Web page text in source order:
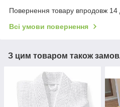
Повернення товару впродовж 14
Всі умови повернення
З цим товаром також